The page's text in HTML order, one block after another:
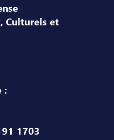
Culturels et
:
1703